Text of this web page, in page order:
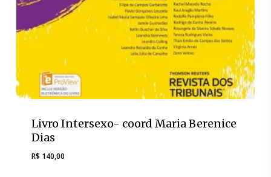
Livro Intersexo- coord Maria Berenice
Dias
R$ 140,00